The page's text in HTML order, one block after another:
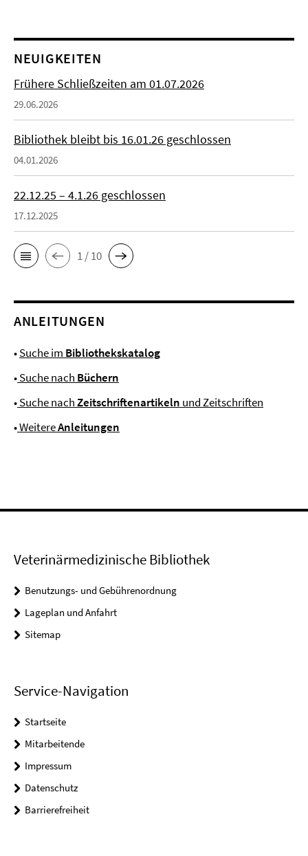
NEUIGKEITEN
Frühere Schließzeiten am 01.07.2026
29.06.2026
Bibliothek bleibt bis 16.01.26 geschlossen
04.01.2026
22.12.25 – 4.1.26 geschlossen
17.12.2025
1 / 10
ANLEITUNGEN
•Suche im Bibliothekskatalog
•Suche nach Büchern
•Suche nachZeitschriftenartikeln und Zeitschriften
•WeitereAnleitungen
Veterinärmedizinische Bibliothek
Benutzungs- und Gebührenordnung
Lageplan und Anfahrt
Sitemap
Service-Navigation
Startseite
Mitarbeitende
Impressum
Datenschutz
Barrierefreiheit